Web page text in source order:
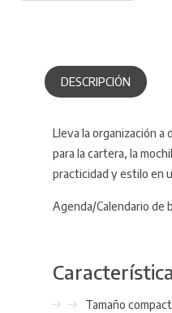
DESCRIPCIÓN
Lleva la organización a
para la cartera, la
practicidad y estilo en
Agenda/Calendario de
Tamaño